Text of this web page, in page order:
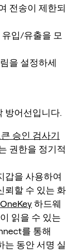
전송이 제한되
입/유출을 모
을 설정하세
방어선입니다.
승인 검사기
권한을 정기적
갑을 사용하여
뢰할 수 있는 화
OneKey하드웨
읽을 수 있는
를 통해
는 동안 서명 실